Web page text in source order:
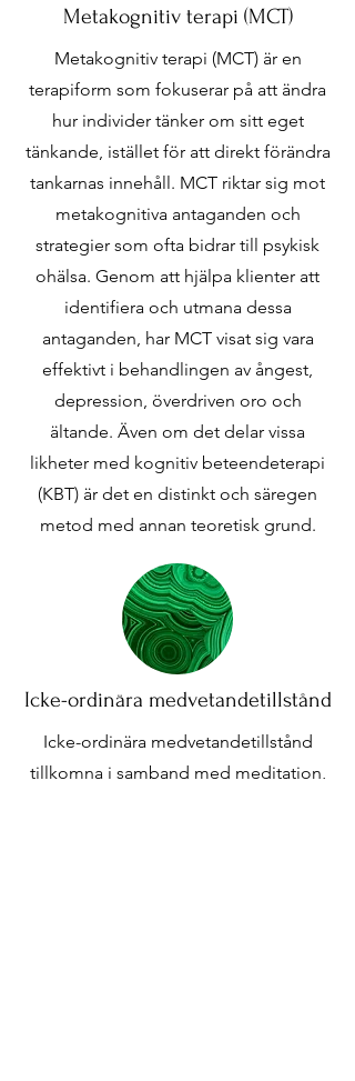
Metakognitiv terapi (MCT)
Metakognitiv terapi (MCT) är en
terapiform som fokuserar på att ändra
hur individer tänker om sitt eget
tänkande, istället för att direkt förändra
tankarnas innehåll. MCT riktar sig mot
metakognitiva antaganden och
strategier som ofta bidrar till psykisk
ohälsa. Genom att hjälpa klienter att
identifiera och utmana dessa
antaganden, har MCT visat sig vara
effektivt i behandlingen av ångest,
depression, överdriven oro och
ältande. Även om det delar vissa
likheter med kognitiv beteendeterapi
(KBT) är det en distinkt och säregen
metod med annan teoretisk grund.
Icke-ordinära medvetandetillstånd
Icke-ordinära medvetandetillstånd
tillkomna i samband med meditation,